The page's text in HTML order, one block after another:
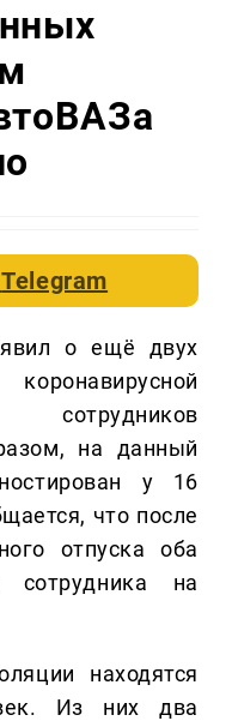
Telegram
о ещё двух
на данный
у 16
что после
отпуска оба
сотрудника на
находятся
Из них два